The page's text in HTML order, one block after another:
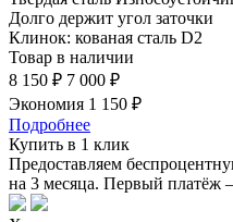
Долго держит угол заточки
Клинок: кованая сталь D2
Товар в наличии
8 150 ₽ 7 000 ₽
Экономия 1 150 ₽
Подробнее
Купить в 1 клик
Предоставляем
на 3 месяца. Первый платёж